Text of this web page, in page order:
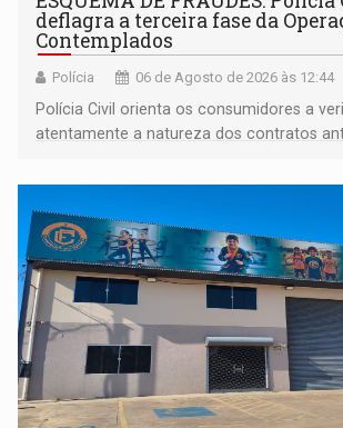
deflagra a terceira fase da
Contemplados
Polícia 06 de Agosto de 2026 às 12:44
Polícia Civil orienta os consumidores a
atentamente a natureza dos contratos